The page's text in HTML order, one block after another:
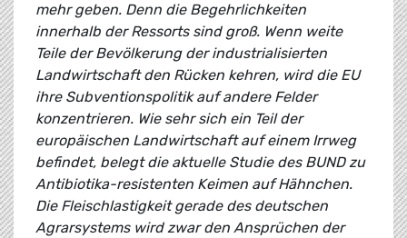
mehr geben. Denn die Begehrlichkeiten
innerhalb der Ressorts sind groß. Wenn weite
Teile der Bevölkerung der industrialisierten
Landwirtschaft den Rücken kehren, wird die EU
ihre Subventionspolitik auf andere Felder
konzentrieren. Wie sehr sich ein Teil der
europäischen Landwirtschaft auf einem Irrweg
befindet, belegt die aktuelle Studie des BUND zu
Antibiotika-resistenten Keimen auf Hähnchen.
Die Fleischlastigkeit gerade des deutschen
Agrarsystems wird zwar den Ansprüchen der